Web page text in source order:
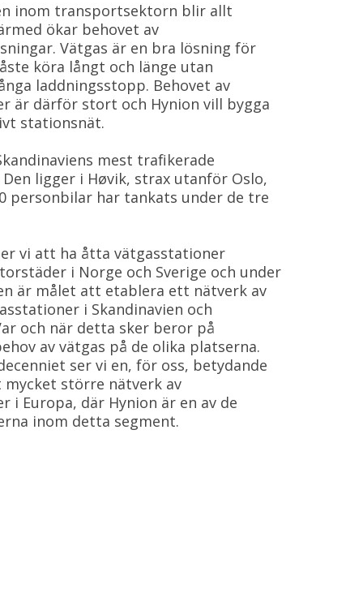
inom transportsektorn blir allt
ökar behovet av
Vätgas är en bra lösning för
köra långt och länge utan
laddningsstopp. Behovet av
är därför stort och Hynion vill bygga
stationsnät.
mest trafikerade
ligger i Høvik, strax utanför Oslo,
personbilar har tankats under de tre
vi att ha åtta vätgasstationer
i Norge och Sverige och under
är målet att etablera ett nätverk av
i Skandinavien och
och när detta sker beror på
av vätgas på de olika platserna.
ser vi en, för oss, betydande
större nätverk av
i Europa, där Hynion är en av de
inom detta segment.